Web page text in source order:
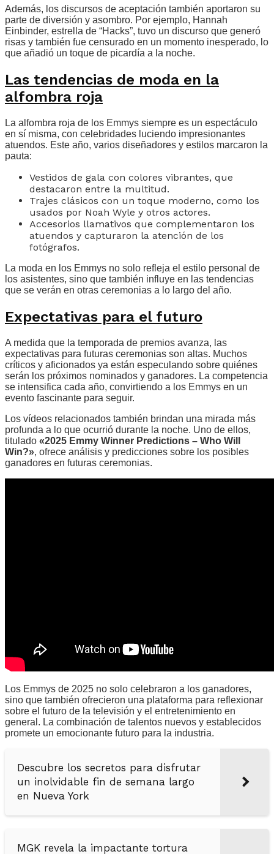
Además, los discursos de aceptación también aportaron su
parte de diversión y asombro. Por ejemplo, Hannah
Einbinder, estrella de “Hacks”, tuvo un discurso que generó
risas y también fue censurado en un momento inesperado, lo
que añadió un toque de picardía a la noche.
Las tendencias de moda en la
alfombra roja
La alfombra roja de los Emmys siempre es un espectáculo
en sí misma, con celebridades luciendo impresionantes
atuendos. Este año, varios diseñadores y estilos marcaron la
pauta:
Vestidos de gala con colores vibrantes, que
destacaron entre la multitud.
Trajes clásicos con un toque moderno, como los
usados por Noah Wyle y otros actores.
Accesorios llamativos que complementaron los
atuendos y capturaron la atención de los
fotógrafos.
La moda en los Emmys no solo refleja el estilo personal de
los asistentes, sino que también influye en las tendencias
que se verán en otras ceremonias a lo largo del año.
Expectativas para el futuro
A medida que la temporada de premios avanza, las
expectativas para futuras ceremonias son altas. Muchos
críticos y aficionados ya están especulando sobre quiénes
serán los próximos nominados y ganadores. La competencia
se intensifica cada año, convirtiendo a los Emmys en un
evento fascinante para seguir.
Los vídeos relacionados también brindan una mirada más
profunda a lo que ocurrió durante la noche. Uno de ellos,
titulado «2025 Emmy Winner Predictions – Who Will
Win?», ofrece análisis y predicciones sobre los posibles
ganadores en futuras ceremonias.
Los Emmys de 2025 no solo celebraron a los ganadores,
sino que también ofrecieron una plataforma para reflexionar
sobre el futuro de la televisión y el entretenimiento en
general. La combinación de talentos nuevos y establecidos
promete un emocionante futuro para la industria.
Descubre los secretos para disfrutar
un inolvidable fin de semana largo
en Nueva York
MGK revela la impactante tortura